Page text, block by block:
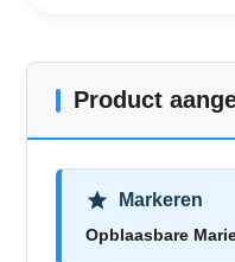
Product
Markeren
Opblaasbare